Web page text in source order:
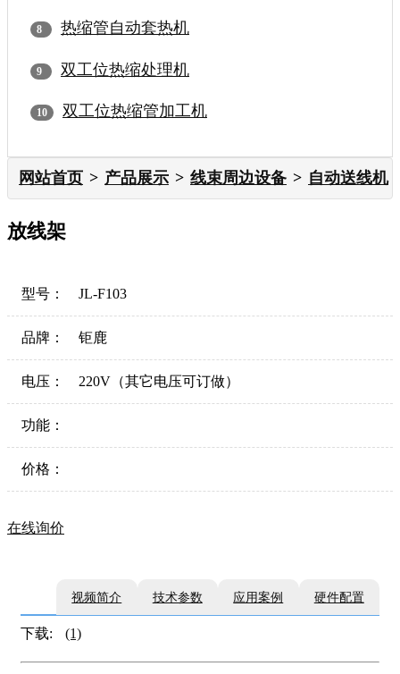
热缩管自动套热机
双工位热缩处理机
双工位热缩管加工机
网站首页 产品展示 线束周边设备 自动送线机
放线架
型号： JL-F103
品牌： 钜鹿
电压： 220V（其它电压可订做）
功能：
价格：
在线询价
视频简介 技术参数 应用案例 硬件配置
下载: (1)